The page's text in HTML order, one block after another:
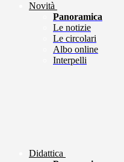
Novità
Panoramica
Le notizie
Le circolari
Albo online
Interpelli
Didattica